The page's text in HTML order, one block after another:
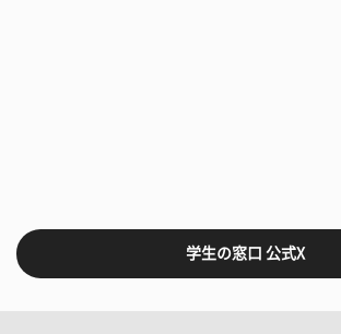
学生の窓口 公式X